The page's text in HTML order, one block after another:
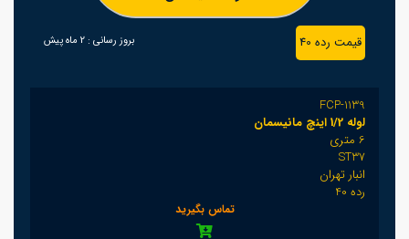
قیمت رده 40 بروز رسانی : 2 ماه پیش
FCP-1139
لوله 1/2 اینچ مانیسمان
6 متری
ST37
انبار تهران
رده 40
تماس بگیرید